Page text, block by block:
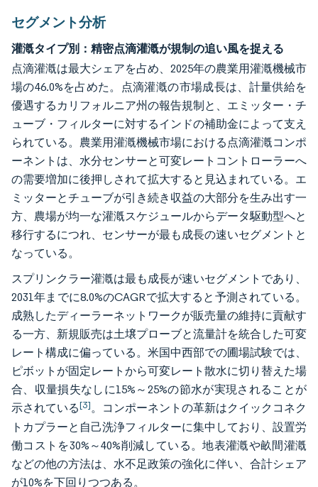
セグメント分析
灌漑タイプ別：精密点滴灌漑が規制の追い風を捉える
点滴灌漑は最大シェアを占め、2025年の農業用灌漑機械市
場の46.0%を占めた。点滴灌漑の市場成長は、計量供給を
優遇するカリフォルニア州の報告規制と、エミッター・チ
ューブ・フィルターに対するインドの補助金によって支え
られている。農業用灌漑機械市場における点滴灌漑コンポ
ーネントは、水分センサーと可変レートコントローラーへ
の需要増加に後押しされて拡大すると見込まれている。エ
ミッターとチューブが引き続き収益の大部分を生み出す一
方、農場が均一な灌漑スケジュールからデータ駆動型へと
移行するにつれ、センサーが最も成長の速いセグメントと
なっている。
スプリンクラー灌漑は最も成長が速いセグメントであり、
2031年までに8.0%のCAGRで拡大すると予測されている。
成熟したディーラーネットワークが販売量の維持に貢献す
る一方、新規販売は土壌プローブと流量計を統合した可変
レート構成に偏っている。米国中西部での圃場試験では、
ピボットが固定レートから可変レート散水に切り替えた場
合、収量損失なしに15%～25%の節水が実現されることが
示されている[3]。コンポーネントの革新はクイックコネク
トカプラーと自己洗浄フィルターに集中しており、設置労
働コストを30%～40%削減している。地表灌漑や畝間灌漑
などの他の方法は、水不足政策の強化に伴い、合計シェア
が10%を下回りつつある。